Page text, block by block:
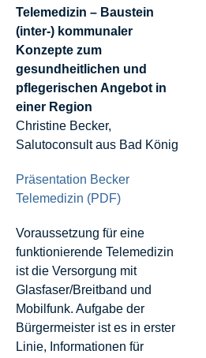
Telemedizin – Baustein
(inter-) kommunaler
Konzepte zum
gesundheitlichen und
pflegerischen Angebot in
einer Region
Christine Becker,
Salutoconsult aus Bad König
Präsentation Becker
Telemedizin (PDF)
Voraussetzung für eine
funktionierende Telemedizin
ist die Versorgung mit
Glasfaser/Breitband und
Mobilfunk. Aufgabe der
Bürgermeister ist es in erster
Linie, Informationen für